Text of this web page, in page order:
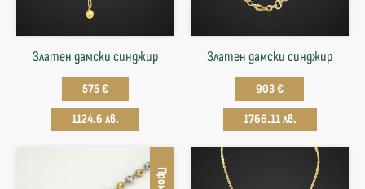
Златен дамски синджир
575 €
1124.6 лв.
Златен дамски синджир
903 €
1766.11 лв.